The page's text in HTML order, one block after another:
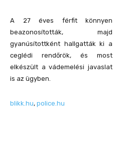
A 27 éves férfit könnyen
beazonosították, majd
gyanúsítottként hallgatták ki a
ceglédi rendőrök, és most
elkészült a vádemelési javaslat
is az ügyben.
blikk.hu, police.hu